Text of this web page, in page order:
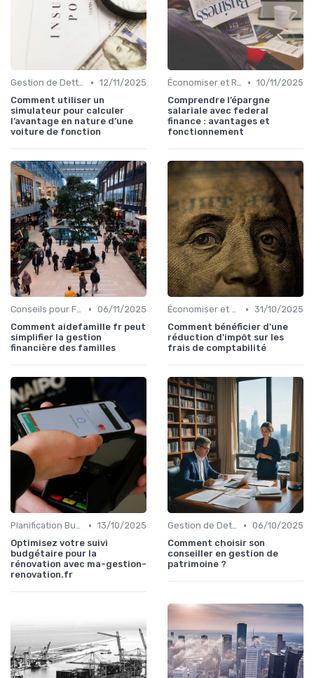
Gestion de Dettes et Crédits • 12/11/2025
Comment utiliser un
simulateur pour calculer
l’avantage en nature d’une
voiture de fonction
Économiser et Réduire les Dépenses • 10/11/2025
Comprendre l’épargne
salariale avec federal
finance : avantages et
fonctionnement
Conseils pour Familles et Couples • 06/11/2025
Comment aidefamille fr peut
simplifier la gestion
financière des familles
Économiser et Réduire les Dépenses • 31/10/2025
Comment bénéficier d'une
réduction d'impôt sur les
frais de comptabilité
Planification Budgétaire • 13/10/2025
Optimisez votre suivi
budgétaire pour la
rénovation avec ma-gestion-
renovation.fr
Gestion de Dettes et Crédits • 06/10/2025
Comment choisir son
conseiller en gestion de
patrimoine ?